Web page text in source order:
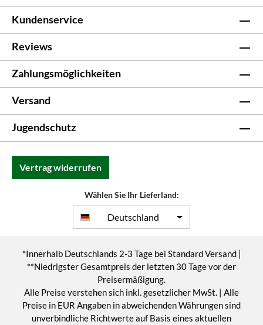
Kundenservice
Reviews
Zahlungsmöglichkeiten
Versand
Jugendschutz
Vertrag widerrufen
Wählen Sie Ihr Lieferland:
Deutschland
*Innerhalb Deutschlands 2-3 Tage bei Standard Versand |
**Niedrigster Gesamtpreis der letzten 30 Tage vor der
Preisermäßigung.
Alle Preise verstehen sich inkl. gesetzlicher MwSt. | Alle
Preise in EUR Angaben in abweichenden Währungen sind
unverbindliche Richtwerte auf Basis eines aktuellen